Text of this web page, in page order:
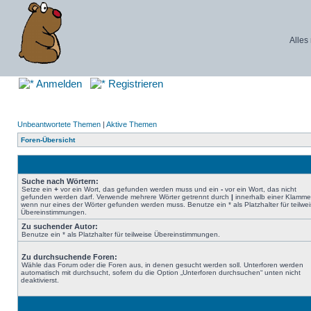
Alles
Anmelden Registrieren
Unbeantwortete Themen | Aktive Themen
Foren-Übersicht
Suche nach Wörtern:
Setze ein + vor ein Wort, das gefunden werden muss und ein - vor ein Wort, das nicht
gefunden werden darf. Verwende mehrere Wörter getrennt durch | innerhalb einer
wenn nur eines der Wörter gefunden werden muss. Benutze ein * als Platzhalter für
Übereinstimmungen.
Zu suchender Autor:
Benutze ein * als Platzhalter für teilweise Übereinstimmungen.
Zu durchsuchende Foren:
Wähle das Forum oder die Foren aus, in denen gesucht werden soll. Unterforen werden
automatisch mit durchsucht, sofern du die Option „Unterforen durchsuchen“ unten nicht
deaktivierst.